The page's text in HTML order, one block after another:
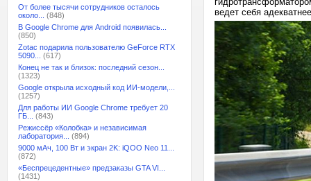
От более тысячи сотрудников осталось
около...
(848)
В Google Chrome для Android появилась...
(850)
Zotac подарила пользователю GeForce RTX
5090...
(617)
Конец не так и близок: последний сезон...
(1323)
Google открыла исходный код ИИ-модели,...
(1257)
Для работы ИИ Google Chrome требует 20
ГБ...
(843)
Режиссёр «Колобка» и независимая
лаборатория...
(894)
9000 мАч, 100 Вт и экран 2K: iQOO Neo 11...
(872)
«Беспрецедентные» предзаказы GTA VI...
(1431)
ведет себя